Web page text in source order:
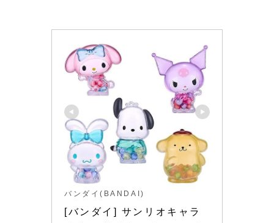
バンダイ(BANDAI)
[バンダイ] サンリオキャラ